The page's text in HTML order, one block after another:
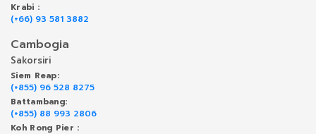
Krabi :
(+66) 93 581 3882
Cambogia
Sakorsiri
Siem Reap:
(+855) 96 528 8275
Battambang:
(+855) 88 993 2806
Koh Rong Pier :